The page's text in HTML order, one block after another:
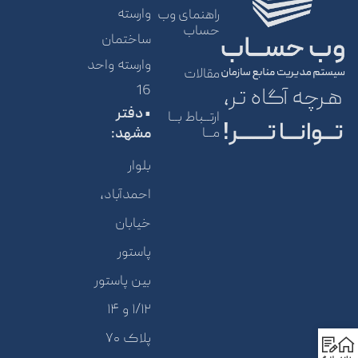
هرچه آگاه تر،
تـــوانـــا تـــــــر!
راهنمای وب
حساب
مقالات
ارتــباط بــا
مــا
وارسته
ساختمان
وارسته واحد
16
• دفتر
مشهد:
بلوار
احمدآباد،
خیابان
پاستور
بین پاستور
۱/۱۲ و ۱۴
پلاک ۷۰